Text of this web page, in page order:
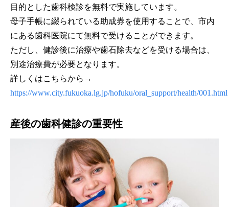
目的とした歯科検診を無料で実施しています。
母子手帳に綴られている助成券を使用することで、市内
にある歯科医院にて無料で受けることができます。
ただし、健診後に治療や歯石除去などを受ける場合は、
別途治療費が必要となります。
詳しくはこちらから→
https://www.city.fukuoka.lg.jp/hofuku/oral_support/health/001.html
産後の歯科健診の重要性